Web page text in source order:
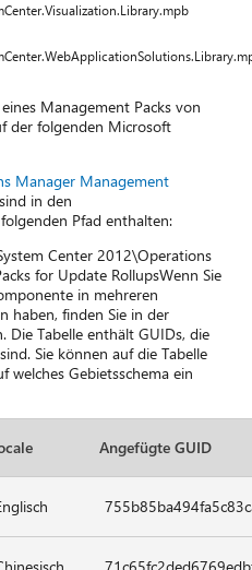
Management Packs von
der folgenden Microsoft
Manager Management
in den
Pfad enthalten:
Center 2012\Operations
for Update RollupsWenn Sie
in mehreren
haben, finden Sie in der
Die Tabelle enthält GUIDs, die
Sie können auf die Tabelle
welches Gebietsschema ein
Angefügte GUID